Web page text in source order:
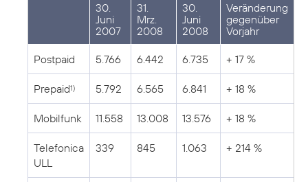
30.
Juni
2007
31.
Mrz.
2008
30.
Juni
2008
Veränderung
gegenüber
Vorjahr
Postpaid 5.766 6.442 6.735 + 17 %
Prepaid1) 5.792 6.565 6.841 + 18 %
Mobilfunk 11.558 13.008 13.576 + 18 %
Telefonica
ULL
339 845 1.063 + 214 %